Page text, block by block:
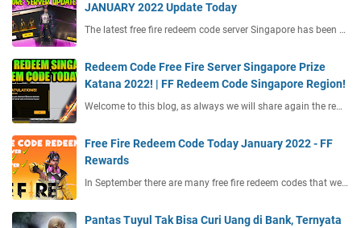
JANUARY 2022 Update Today
The latest free fire redeem code server Singapore has been …
Redeem Code Free Fire Server Singapore Prize
Katana 2022! | FF Redeem Code Singapore Region!
Welcome to this blog, as always we will share again the re…
Free Fire Redeem Code Today January 2022 - FF
Rewards
In September there are many free fire redeem codes that we…
Pantas Tuyul Tak Bisa Curi Uang di Bank, Ternyata